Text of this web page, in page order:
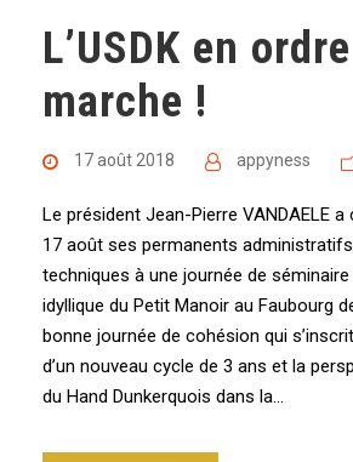
L’USDK en
marche !
17 août 2018 appyness
Le président Jean-Pierre VANDAELE
17 août ses permanents
techniques à une journée de
idyllique du Petit Manoir au Faubourg
bonne journée de cohésion qui
d’un nouveau cycle de 3 ans et la
du Hand Dunkerquois dans la...